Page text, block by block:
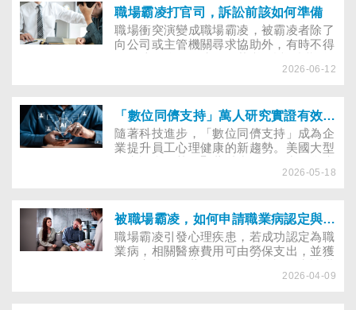
職場霸凌打官司，訴訟前該如何準備
職場衝突演變成職場霸凌，被霸凌者除了
向公司或主管機關尋求協助外，有時不得
衛人身安全與勞動權益，當事人應有哪些
2026-06-12
「數位同儕支持」萬人研究實證有效！董氏籲建構職場多元協助方案
隨著科技進步，「數位同儕支持」成為企
業提升員工心理健康的新趨勢。美國大型
與孤獨感。董氏基金會建議雇主多元運用
2026-05-18
被職場霸凌，如何申請職業病認定與修復情緒
職場霸凌引發心理疾患，若成功認定為職
業病，相關醫療費用可由勞保支出，並獲
2026-04-09